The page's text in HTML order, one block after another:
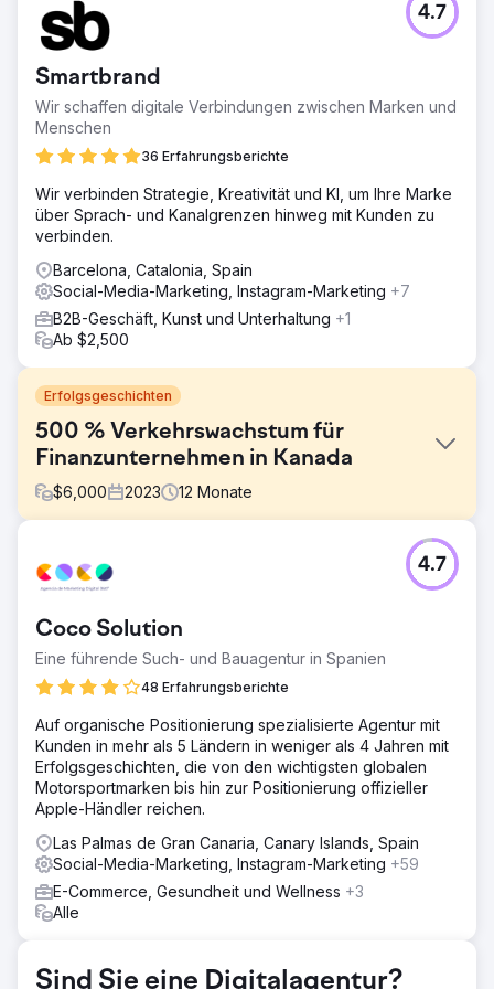
Smartbrand
Wir schaffen digitale Verbindungen zwischen Marken und
Menschen
36 Erfahrungsberichte
4.7
Wir verbinden Strategie, Kreativität und KI, um Ihre Marke
über Sprach- und Kanalgrenzen hinweg mit Kunden zu
verbinden.
Barcelona, Catalonia, Spain
Social-Media-Marketing, Instagram-Marketing +7
B2B-Geschäft, Kunst und Unterhaltung +1
Ab $2,500
Erfolgsgeschichten
500 % Verkehrswachstum für
Finanzunternehmen in Kanada
$6,000 2023 12 Monate
- Erreichen der Top-3-Platzierungen für
Transaktionsbedingungen in Ottawa und anderen
die Website, der sich auf kleine Unternehmen
konzentriert. - Umwandlung des Website-Traffics in
qualifizierte Leads.
Basierend auf unserer Branchen- und
Wettbewerbsanalyse haben wir einen detaillierten und
individuellen SEO-Plan für unseren Kunden erstellt. Dieser
beinhaltete: – Erstellung zusätzlicher/neuer
Landingpages/Serviceseiten pro Angebot, um bestimmte
Keywords auf eine bestimmte Seite abzustimmen –
Erstellung hochwertiger, nicht mit Keywords überladener
Inhalte – Hinzufügen geeigneter CTAs zu den Seiten –
Hinzufügen von FAQs und informativen Inhalten zur Seite
– Onpage-Optimierung gemäß bewährter SEO-Praktiken
1 – Platz 1 bei der Google-Suche für mehrere Begriffe im
Coco Solution
Eine führende Such- und Bauagentur in Spanien
48 Erfahrungsberichte
4.7
Auf organische Positionierung spezialisierte Agentur mit
Kunden in mehr als 5 Ländern in weniger als 4 Jahren mit
Erfolgsgeschichten, die von den wichtigsten globalen
Motorsportmarken bis hin zur Positionierung offizieller
Apple-Händler reichen.
Las Palmas de Gran Canaria, Canary Islands, Spain
Social-Media-Marketing, Instagram-Marketing +59
E-Commerce, Gesundheit und Wellness +3
Alle
Sind Sie eine Digitalagentur?